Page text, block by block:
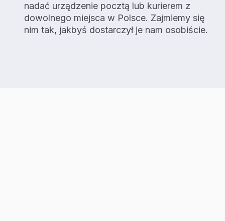
nadać urządzenie pocztą lub kurierem z
dowolnego miejsca w Polsce. Zajmiemy się
nim tak, jakbyś dostarczył je nam osobiście.